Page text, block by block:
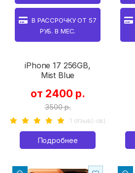
В РАССРОЧКУ ОТ 57
РУБ. В МЕС.
iPhone 17 256GB,
Mist Blue
от 2400 р.
3500 р.
1 отзыв(-ов)
Подробнее